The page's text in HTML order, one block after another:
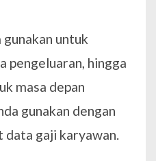
untuk
pengeluaran, hingga
masa depan
gunakan dengan
data gaji karyawan.